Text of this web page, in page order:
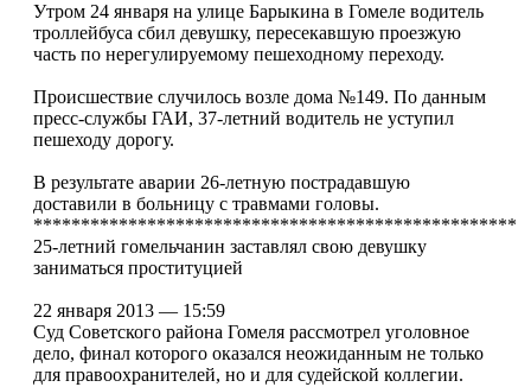
Утром 24 января на улице Барыкина в Гомеле водитель
троллейбуса сбил девушку, пересекавшую проезжую
часть по нерегулируемому пешеходному переходу.
Происшествие случилось возле дома №149. По данным
пресс-службы ГАИ, 37-летний водитель не уступил
пешеходу дорогу.
В результате аварии 26-летную пострадавшую
доставили в больницу с травмами головы.
***************************************************
25-летний гомельчанин заставлял свою девушку
заниматься проституцией
22 января 2013 — 15:59
Суд Советского района Гомеля рассмотрел уголовное
дело, финал которого оказался неожиданным не только
для правоохранителей, но и для судейской коллегии.